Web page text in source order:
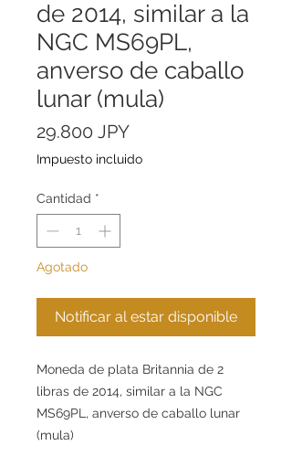
de 2014, similar a la
NGC MS69PL,
anverso de caballo
lunar (mula)
29.800 JPYPrecio
Impuesto incluido
Cantidad *
Agotado
Notificar al estar disponible
Moneda de plata Britannia de 2
libras de 2014, similar a la NGC
MS69PL, anverso de caballo lunar
(mula)